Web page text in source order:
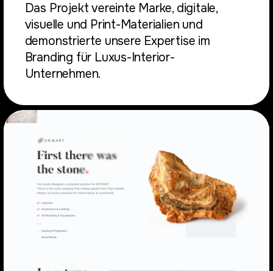
Das Projekt vereinte Marke, digitale,
visuelle und Print-Materialien und
demonstrierte unsere Expertise im
Branding für Luxus-Interior-
Unternehmen.